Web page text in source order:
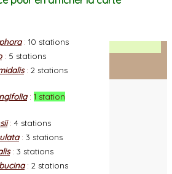
: 10 stations
: 5 stations
: 2 stations
: 1 station
: 4 stations
: 3 stations
: 3 stations
: 2 stations